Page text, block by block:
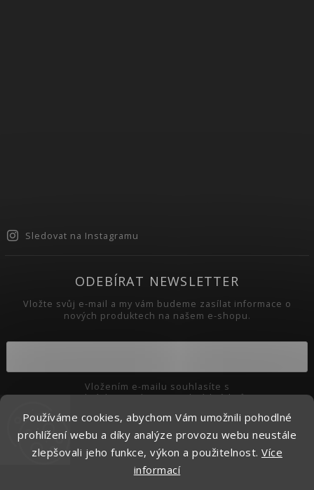
Používáme cookies, abychom Vám umožnili pohodlné
prohlížení webu a díky analýze provozu webu neustále
zlepšovali jeho funkce, výkon a použitelnost. Více
informací
Sledovat na Instagramu
ODEBÍRAT NEWSLETTER
Vložte svůj e-mail a my vám budeme zasílat informace o
nových produktech na našem e-shopu.
podmínkami ochrany osobních údajů
Přihlásit se